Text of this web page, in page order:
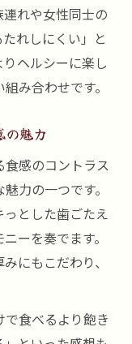
のコツ
活用が鍵
ャバの新鮮さ
バ使いの工夫
を満喫する方
バの選び方
性を探る
バで包み込む
に注目しよ
う満足感の秘
れや女性同士の
れしにくい」と
ヘルシーに楽し
み合わせです。
の魅力
感のコントラス
力の一つです。
とした歯ごたえ
ーを奏でます。
にもこだわり、
食べるより飽き